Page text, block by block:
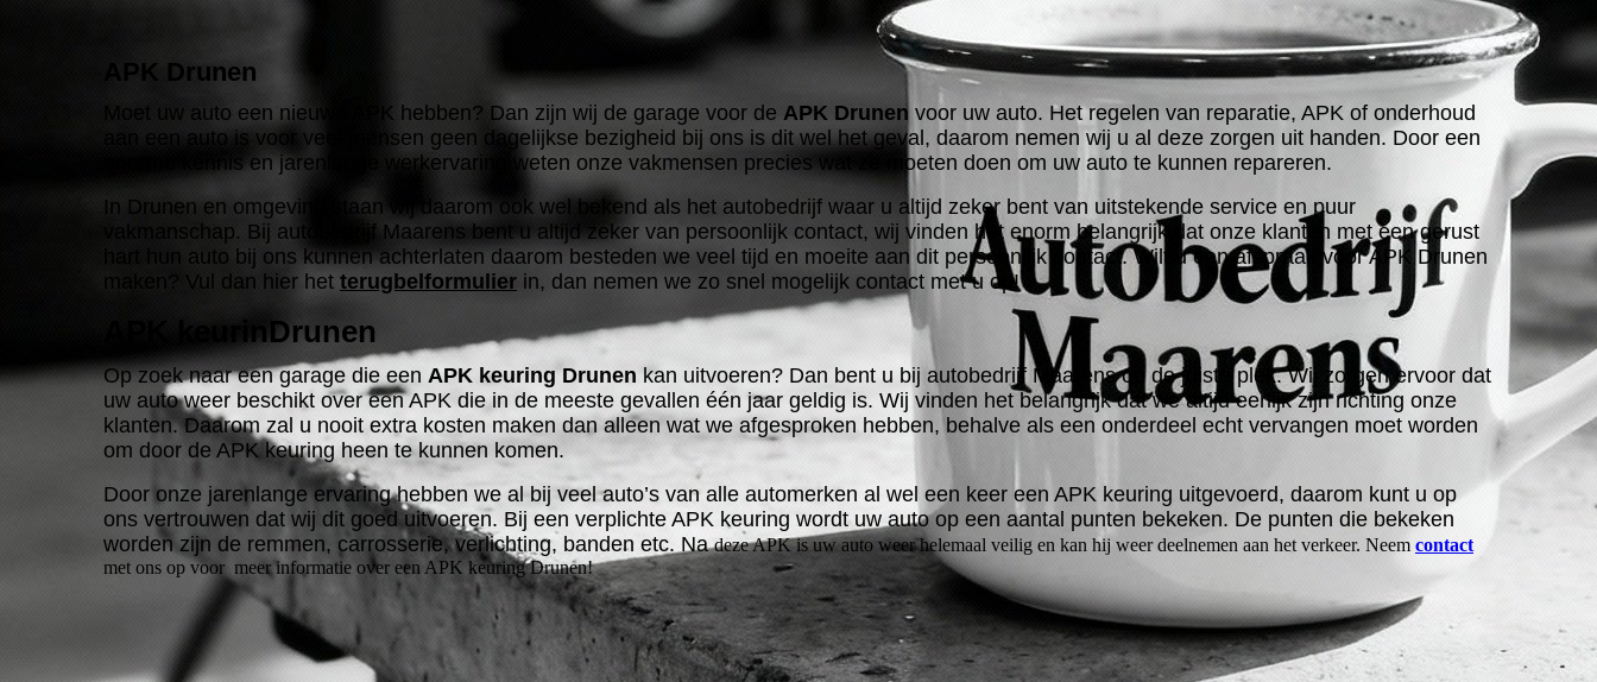
APK Drunen
Moet uw auto een nieuwe APK hebben? Dan zijn wij de garage voor de APK Drunen voor uw auto. Het regelen van reparatie, APK of onderhoud
aan een auto is voor veel mensen geen dagelijkse bezigheid bij ons is dit wel het geval, daarom nemen wij u al deze zorgen uit handen. Door een
enorme kennis en jarenlange werkervaring weten onze vakmensen precies wat ze moeten doen om uw auto te kunnen repareren.
In Drunen en omgeving staan wij daarom ook wel bekend als het autobedrijf waar u altijd zeker bent van uitstekende service en puur
vakmanschap. Bij autobedrijf Maarens bent u altijd zeker van persoonlijk contact, wij vinden het enorm belangrijk dat onze klanten met een gerust
hart hun auto bij ons kunnen achterlaten daarom besteden we veel tijd en moeite aan dit persoonlijk contact. Wilt u een afspraak voor APK Drunen
maken? Vul dan hier het terugbelformulier in, dan nemen we zo snel mogelijk contact met u op!
APK keurinDrunen
Op zoek naar een garage die een APK keuring Drunen kan uitvoeren? Dan bent u bij autobedrijf Maarens op de juiste plek. Wij zorgen ervoor dat
uw auto weer beschikt over een APK die in de meeste gevallen één jaar geldig is. Wij vinden het belangrijk dat we altijd eerlijk zijn richting onze
klanten. Daarom zal u nooit extra kosten maken dan alleen wat we afgesproken hebben, behalve als een onderdeel echt vervangen moet worden
om door de APK keuring heen te kunnen komen.
Door onze jarenlange ervaring hebben we al bij veel auto’s van alle automerken al wel een keer een APK keuring uitgevoerd, daarom kunt u op
ons vertrouwen dat wij dit goed uitvoeren. Bij een verplichte APK keuring wordt uw auto op een aantal punten bekeken. De punten die bekeken
worden zijn de remmen, carrosserie, verlichting, banden etc. Nadeze APK is uw auto weer helemaal veilig en kan hij weer deelnemen aan het verkeer. Neem contact
met ons op voor meer informatie over een APK keuring Drunen!